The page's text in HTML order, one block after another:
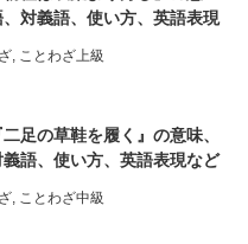
対義語、使い方、英語表現
, ことわざ上級
足の草鞋を履く』の意味、
語、使い方、英語表現など
, ことわざ中級